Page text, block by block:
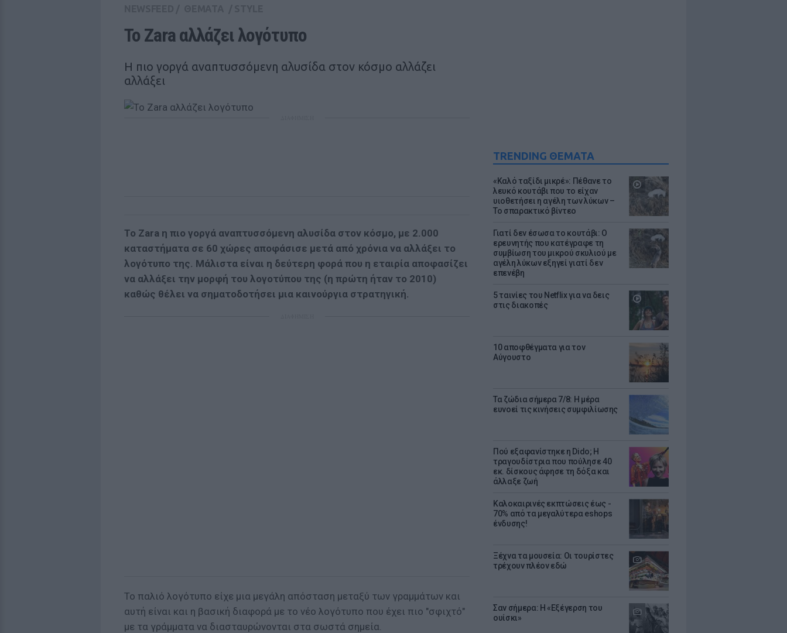
TRENDING ΘΕΜΑΤΑ
«Καλό ταξίδι μικρέ»: Πέθανε το
λευκό κουτάβι που το είχαν
υιοθετήσει η αγέλη των λύκων –
Το σπαρακτικό βίντεο
Γιατί δεν έσωσα το κουτάβι: Ο
ερευνητής που κατέγραφε τη
συμβίωση του μικρού σκυλιού με
αγέλη λύκων εξηγεί γιατί δεν
επενέβη
5 ταινίες του Netflix για να δεις
στις διακοπές
10 αποφθέγματα για τον
Αύγουστο
Τα ζώδια σήμερα 7/8: Η μέρα
ευνοεί τις κινήσεις συμφιλίωσης
Πού εξαφανίστηκε η Dido; Η
τραγουδίστρια που πούλησε 40
εκ. δίσκους άφησε τη δόξα και
άλλαξε ζωή
Καλοκαιρινές εκπτώσεις έως -
70% από τα μεγαλύτερα eshops
ένδυσης!
Ξέχνα τα μουσεία: Οι τουρίστες
τρέχουν πλέον εδώ
Σαν σήμερα: Η «Εξέγερση του
ουίσκι»
Το Zara αλλάζει λογότυπο
Η πιο γοργά αναπτυσσόμενη αλυσίδα στον κόσμο αλλάζει
αλλάξει
Το Zara η πιο γοργά αναπτυσσόμενη αλυσίδα στον κόσμο, με 2.000
καταστήματα σε 60 χώρες αποφάσισε μετά από χρόνια να αλλάξει το
λογότυπο της. Μάλιστα είναι η δεύτερη φορά που η εταιρία αποφασίζει
να αλλάξει την μορφή του λογοτύπου της (η πρώτη ήταν το 2010)
καθώς θέλει να σηματοδοτήσει μια καινούργια στρατηγική.
Το παλιό λογότυπο είχε μια μεγάλη απόσταση μεταξύ των γραμμάτων και
αυτή είναι και η βασική διαφορά με το νέο λογότυπο που έχει πιο "σφιχτό"
με τα γράμματα να διασταυρώνονται στα σωστά σημεία.